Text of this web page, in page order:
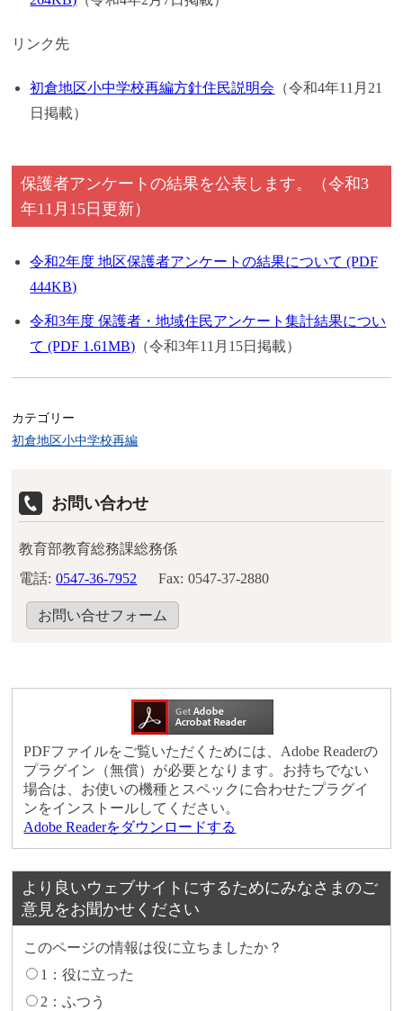
リンク先
初倉地区小中学校再編方針住民説明会 （令和4年11月21
日掲載）
保護者アンケートの結果を公表します。（令和3
年11月15日更新）
令和2年度 地区保護者アンケートの結果について (PDF
444KB)
令和3年度 保護者・地域住民アンケート集計結果につい
て (PDF 1.61MB) （令和3年11月15日掲載）​​​​​
カテゴリー
初倉地区小中学校再編
お問い合わせ
教育部教育総務課総務係
電話: 0547-36-7952 Fax: 0547-37-2880
お問い合せフォーム
PDFファイルをご覧いただくためには、Adobe Readerの
プラグイン（無償）が必要となります。お持ちでない
場合は、お使いの機種とスペックに合わせたプラグイ
ンをインストールしてください。
Adobe Readerをダウンロードする
より良いウェブサイトにするためにみなさまのご
意見をお聞かせください
このページの情報は役に立ちましたか？
1：役に立った
2：ふつう